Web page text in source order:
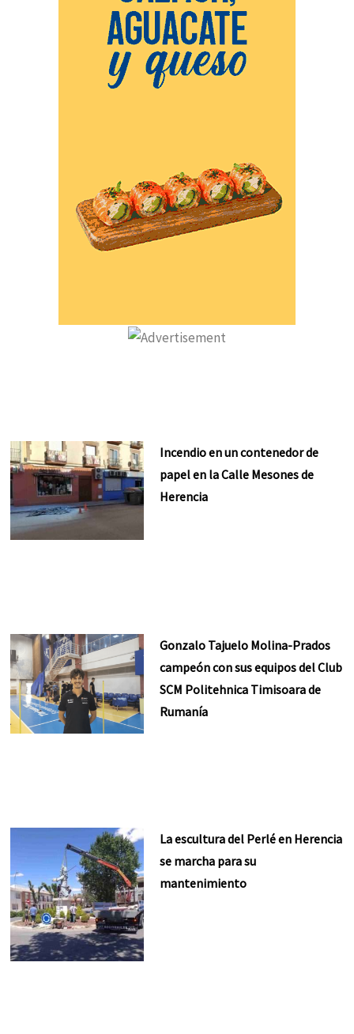
Incendio en un contenedor de
papel en la Calle Mesones de
Herencia
Gonzalo Tajuelo Molina-Prados
campeón con sus equipos del Club
SCM Politehnica Timisoara de
Rumanía
La escultura del Perlé en Herencia
se marcha para su
mantenimiento